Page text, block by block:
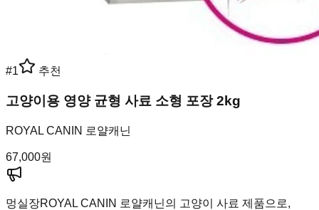
#1 추천
고양이용 영양 균형 사료 소형 포장 2kg
ROYAL CANIN 로얄캐닌
67,000원
멍실장ROYAL CANIN 로얄캐닌의 고양이 사료 제품으로,